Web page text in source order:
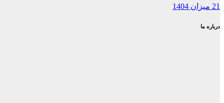
21 میزان 1404
درباره ما